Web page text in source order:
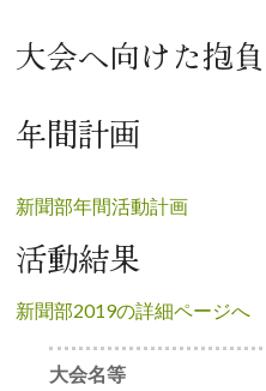
大会へ向けた抱負
年間計画
新聞部年間活動計画
活動結果
新聞部2019の詳細ページへ
大会名等